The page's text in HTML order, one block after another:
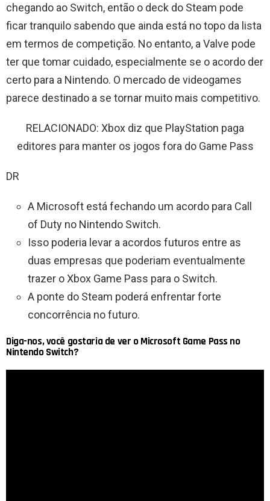
chegando ao Switch, então o deck do Steam pode
ficar tranquilo sabendo que ainda está no topo da lista
em termos de competição. No entanto, a Valve pode
ter que tomar cuidado, especialmente se o acordo der
certo para a Nintendo. O mercado de videogames
parece destinado a se tornar muito mais competitivo.
RELACIONADO: Xbox diz que PlayStation paga
editores para manter os jogos fora do Game Pass
DR
A Microsoft está fechando um acordo para Call
of Duty no Nintendo Switch.
Isso poderia levar a acordos futuros entre as
duas empresas que poderiam eventualmente
trazer o Xbox Game Pass para o Switch.
A ponte do Steam poderá enfrentar forte
concorrência no futuro.
Diga-nos, você gostaria de ver o Microsoft Game Pass no
Nintendo Switch?